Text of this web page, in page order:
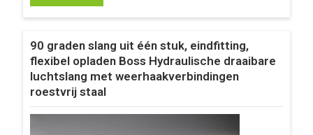
90 graden slang uit één stuk, eindfitting,
flexibel opladen Boss Hydraulische draaibare
luchtslang met weerhaakverbindingen
roestvrij staal